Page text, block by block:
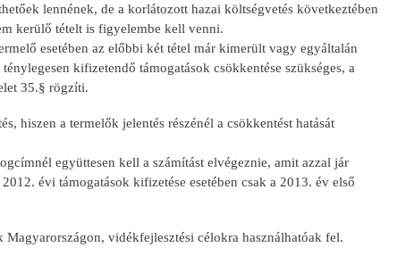
lennének, de a korlátozott hazai költségvetés következtében
kerülő tételt is figyelembe kell venni.
esetében az előbbi két tétel már kimerült vagy egyáltalán
kifizetendő támogatások csökkentése szükséges, a
35.§ rögzíti.
hiszen a termelők jelentés részénél a csökkentést hatását
együttesen kell a számítást elvégeznie, amit azzal jár
évi támogatások kifizetése esetében csak a 2013. év első
vidékfejlesztési célokra használhatóak fel.